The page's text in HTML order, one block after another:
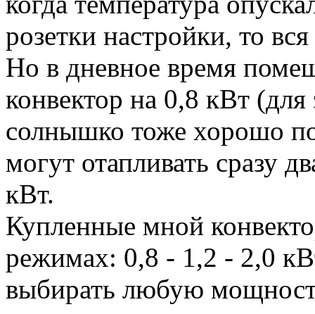
розетки настройки, то
Но в дневное время
конвектор на 0,8 кВт
солнышко тоже хорошо
могут отапливать сразу
кВт.
Купленные мной
режимах: 0,8 - 1,2 - 2,0
выбирать любую